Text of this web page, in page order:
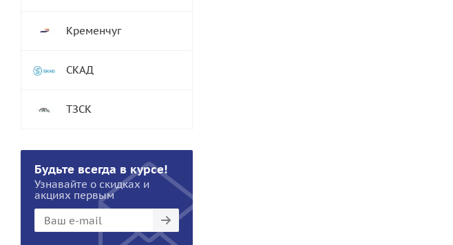
Кременчуг
СКАД
ТЗСК
Будьте всегда в курсе!
Узнавайте о скидках и
акциях первым